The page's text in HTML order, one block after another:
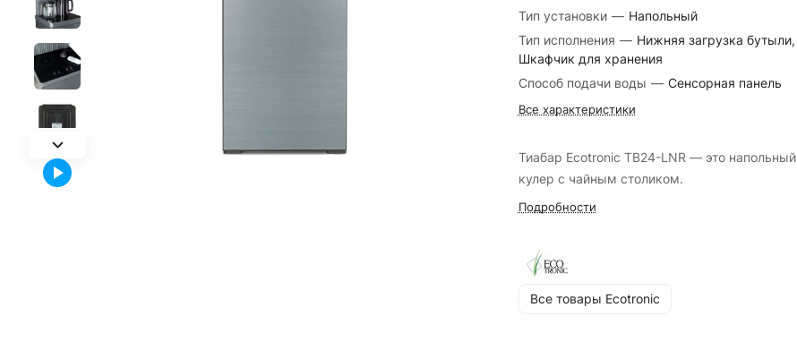
Тип установки — Напольный
Тип исполнения — Нижняя загрузка бутыли,
Шкафчик для хранения
Способ подачи воды — Сенсорная панель
Все характеристики
Тиабар Ecotronic TB24-LNR — это напольный
кулер с чайным столиком.
Подробности
Все товары Ecotronic